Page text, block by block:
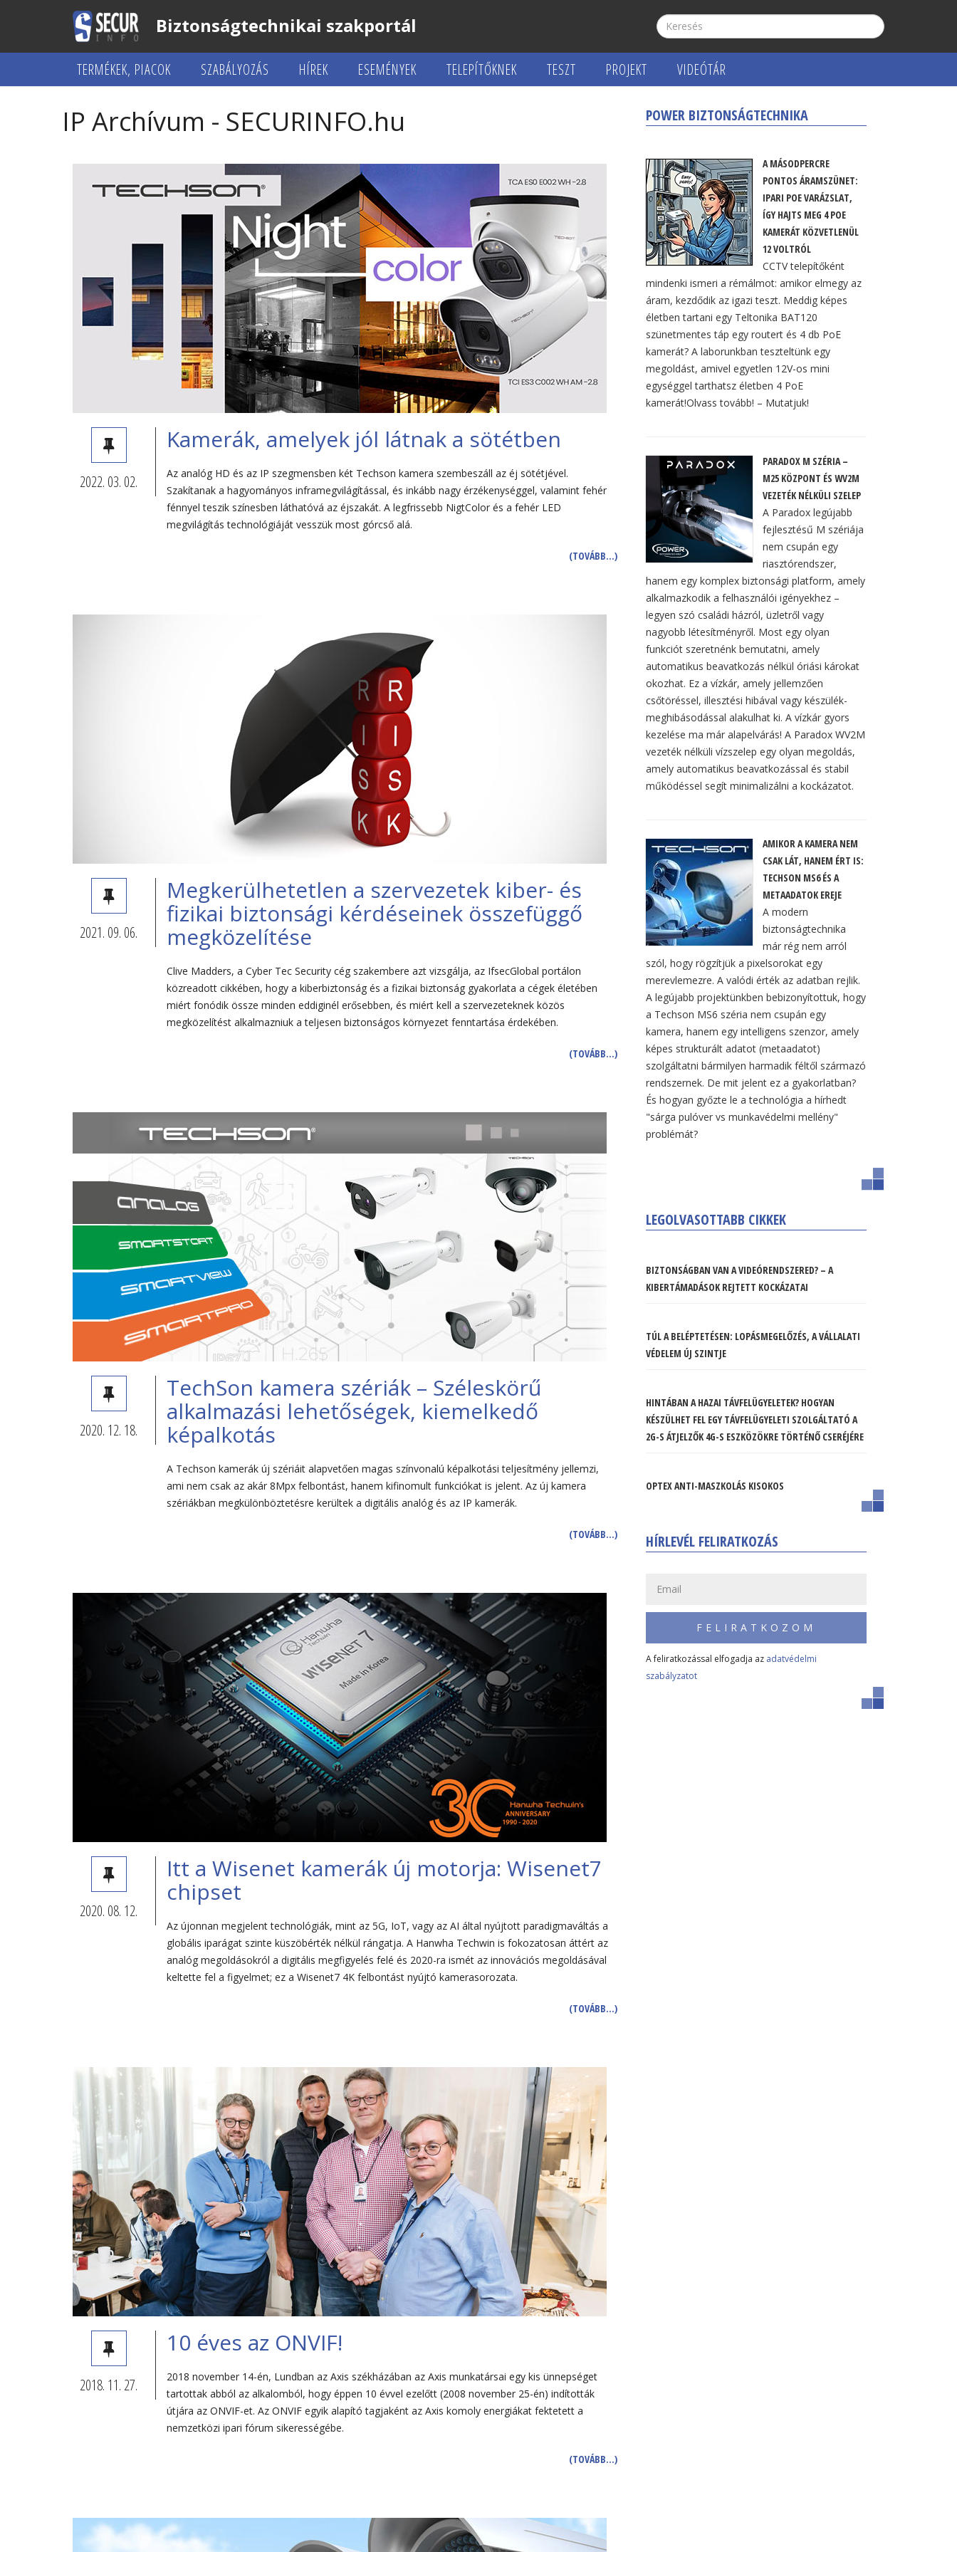
Biztonságtechnikai szakportál
TERMÉKEK, PIACOK SZABÁLYOZÁS HÍREK ESEMÉNYEK TELEPÍTŐKNEK TESZT PROJEKT VIDEÓTÁR
IP Archívum - SECURINFO.hu
2022. 03. 02.
Kamerák, amelyek jól látnak a sötétben
Az analóg HD és az IP szegmensben két Techson kamera szembeszáll az éj sötétjével.
Szakítanak a hagyományos inframegvilágítással, és inkább nagy érzékenységgel, valamint fehér
fénnyel teszik színesben láthatóvá az éjszakát. A legfrissebb NigtColor és a fehér LED
megvilágítás technológiáját vesszük most górcső alá.
(TOVÁBB…)
2021. 09. 06.
Megkerülhetetlen a szervezetek kiber- és
fizikai biztonsági kérdéseinek összefüggő
megközelítése
Clive Madders, a Cyber Tec Security cég szakembere azt vizsgálja, az IfsecGlobal portálon
közreadott cikkében, hogy a kiberbiztonság és a fizikai biztonság gyakorlata a cégek életében
miért fonódik össze minden eddiginél erősebben, és miért kell a szervezeteknek közös
megközelítést alkalmazniuk a teljesen biztonságos környezet fenntartása érdekében.
(TOVÁBB…)
2020. 12. 18.
TechSon kamera szériák – Széleskörű
alkalmazási lehetőségek, kiemelkedő
képalkotás
A Techson kamerák új szériáit alapvetően magas színvonalú képalkotási teljesítmény jellemzi,
ami nem csak az akár 8Mpx felbontást, hanem kifinomult funkciókat is jelent. Az új kamera
szériákban megkülönböztetésre kerültek a digitális analóg és az IP kamerák.
(TOVÁBB…)
2020. 08. 12.
Itt a Wisenet kamerák új motorja: Wisenet7
chipset
Az újonnan megjelent technológiák, mint az 5G, IoT, vagy az AI által nyújtott paradigmaváltás a
globális iparágat szinte küszöbérték nélkül rángatja. A Hanwha Techwin is fokozatosan áttért az
analóg megoldásokról a digitális megfigyelés felé és 2020-ra ismét az innovációs megoldásával
keltette fel a figyelmet; ez a Wisenet7 4K felbontást nyújtó kamerasorozata.
(TOVÁBB…)
2018. 11. 27.
10 éves az ONVIF!
2018 november 14-én, Lundban az Axis székházában az Axis munkatársai egy kis ünnepséget
tartottak abból az alkalomból, hogy éppen 10 évvel ezelőtt (2008 november 25-én) indították
útjára az ONVIF-et. Az ONVIF egyik alapító tagjaként az Axis komoly energiákat fektetett a
nemzetközi ipari fórum sikerességébe.
(TOVÁBB…)
POWER BIZTONSÁGTECHNIKA
A MÁSODPERCRE
PONTOS ÁRAMSZÜNET:
IPARI POE VARÁZSLAT,
ÍGY HAJTS MEG 4 POE
KAMERÁT KÖZVETLENÜL
12 VOLTRÓL
CCTV telepítőként
mindenki ismeri a rémálmot: amikor elmegy az
áram, kezdődik az igazi teszt. Meddig képes
életben tartani egy Teltonika BAT120
szünetmentes táp egy routert és 4 db PoE
kamerát? A laborunkban teszteltünk egy
megoldást, amivel egyetlen 12V-os mini
egységgel tarthatsz életben 4 PoE
kamerát!Olvass tovább! – Mutatjuk!
PARADOX M SZÉRIA –
M25 KÖZPONT ÉS WV2M
VEZETÉK NÉLKÜLI SZELEP
A Paradox legújabb
fejlesztésű M szériája
nem csupán egy
riasztórendszer,
hanem egy komplex biztonsági platform, amely
alkalmazkodik a felhasználói igényekhez –
legyen szó családi házról, üzletről vagy
nagyobb létesítményről. Most egy olyan
funkciót szeretnénk bemutatni, amely
automatikus beavatkozás nélkül óriási károkat
okozhat. Ez a vízkár, amely jellemzően
csőtöréssel, illesztési hibával vagy készülék-
meghibásodással alakulhat ki. A vízkár gyors
kezelése ma már alapelvárás! A Paradox WV2M
vezeték nélküli vízszelep egy olyan megoldás,
amely automatikus beavatkozással és stabil
működéssel segít minimalizálni a kockázatot.
AMIKOR A KAMERA NEM
CSAK LÁT, HANEM ÉRT IS:
TECHSON MS6 ÉS A
METAADATOK EREJE
A modern
biztonságtechnika
már rég nem arról
szól, hogy rögzítjük a pixelsorokat egy
merevlemezre. A valódi érték az adatban rejlik.
A legújabb projektünkben bebizonyítottuk, hogy
a Techson MS6 széria nem csupán egy
kamera, hanem egy intelligens szenzor, amely
képes strukturált adatot (metaadatot)
szolgáltatni bármilyen harmadik féltől származó
rendszernek. De mit jelent ez a gyakorlatban?
És hogyan győzte le a technológia a hírhedt
"sárga pulóver vs munkavédelmi mellény"
problémát?
LEGOLVASOTTABB CIKKEK
BIZTONSÁGBAN VAN A VIDEÓRENDSZERED? – A
KIBERTÁMADÁSOK REJTETT KOCKÁZATAI
TÚL A BELÉPTETÉSEN: LOPÁSMEGELŐZÉS, A VÁLLALATI
VÉDELEM ÚJ SZINTJE
HINTÁBAN A HAZAI TÁVFELÜGYELETEK? HOGYAN
KÉSZÜLHET FEL EGY TÁVFELÜGYELETI SZOLGÁLTATÓ A
2G-S ÁTJELZŐK 4G-S ESZKÖZÖKRE TÖRTÉNŐ CSERÉJÉRE
OPTEX ANTI-MASZKOLÁS KISOKOS
HÍRLEVÉL FELIRATKOZÁS
FELIRATKOZOM
A feliratkozással elfogadja az adatvédelmi
szabályzatot